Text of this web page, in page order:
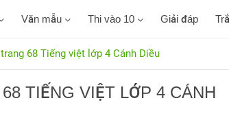
Văn mẫu Thi vào 10 Giải đáp
68 Tiếng việt lớp 4 Cánh Diều
TIẾNG VIỆT LỚP 4 CÁNH